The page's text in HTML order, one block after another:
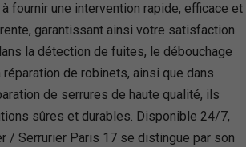
fournir une intervention rapide, efficace et
garantissant ainsi votre satisfaction
la détection de fuites, le débouchage
de robinets, ainsi que dans
de serrures de haute qualité, ils
sûres et durables. Disponible 24/7,
/ Serrurier Paris 17 se distingue par son